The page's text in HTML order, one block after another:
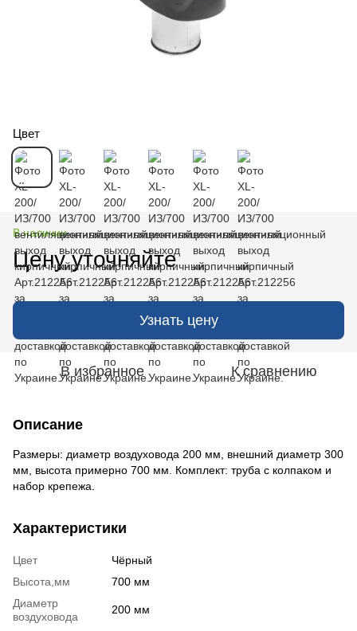
Цвет
В наличии
Цену уточняйте
Узнать цену
В избранное К сравнению
Описание
Размеры: диаметр воздуховода 200 мм, внешний диаметр 300
мм, высота примерно 700 мм. Комплект: труба с колпаком и
набор крепежа.
Характеристики
Цвет
Чёрный
Высота,мм
700 мм
Диаметр
воздуховода
200 мм